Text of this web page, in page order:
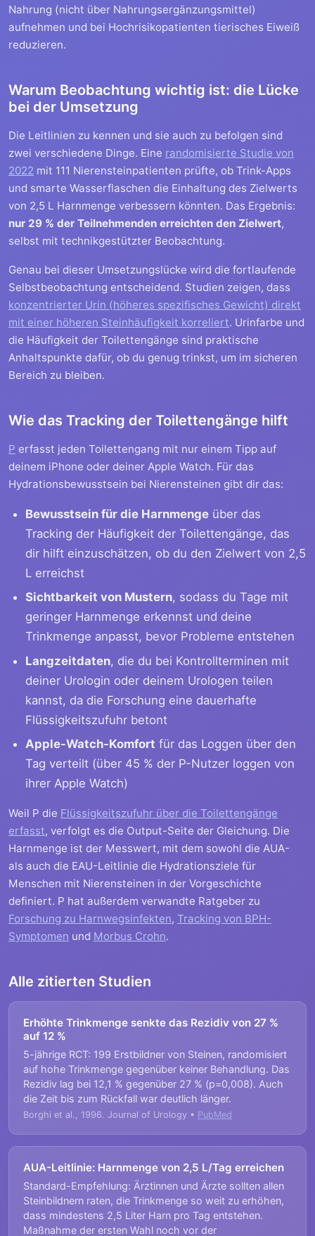
Nahrung (nicht über Nahrungsergänzungsmittel)
aufnehmen und bei Hochrisikopatienten tierisches Eiweiß
reduzieren.
Warum Beobachtung wichtig ist: die Lücke
bei der Umsetzung
Die Leitlinien zu kennen und sie auch zu befolgen sind
zwei verschiedene Dinge. Eine randomisierte Studie von
2022 mit 111 Nierensteinpatienten prüfte, ob Trink-Apps
und smarte Wasserflaschen die Einhaltung des Zielwerts
von 2,5 L Harnmenge verbessern könnten. Das Ergebnis:
nur 29 % der Teilnehmenden erreichten den Zielwert,
selbst mit technikgestützter Beobachtung.
Genau bei dieser Umsetzungslücke wird die fortlaufende
Selbstbeobachtung entscheidend. Studien zeigen, dass
konzentrierter Urin (höheres spezifisches Gewicht) direkt
mit einer höheren Steinhäufigkeit korreliert. Urinfarbe und
die Häufigkeit der Toilettengänge sind praktische
Anhaltspunkte dafür, ob du genug trinkst, um im sicheren
Bereich zu bleiben.
Wie das Tracking der Toilettengänge hilft
P erfasst jeden Toilettengang mit nur einem Tipp auf
deinem iPhone oder deiner Apple Watch. Für das
Hydrationsbewusstsein bei Nierensteinen gibt dir das:
Bewusstsein für die Harnmenge über das
Tracking der Häufigkeit der Toilettengänge, das
dir hilft einzuschätzen, ob du den Zielwert von 2,5
L erreichst
Sichtbarkeit von Mustern, sodass du Tage mit
geringer Harnmenge erkennst und deine
Trinkmenge anpasst, bevor Probleme entstehen
Langzeitdaten, die du bei Kontrollterminen mit
deiner Urologin oder deinem Urologen teilen
kannst, da die Forschung eine dauerhafte
Flüssigkeitszufuhr betont
Apple-Watch-Komfort für das Loggen über den
Tag verteilt (über 45 % der P-Nutzer loggen von
ihrer Apple Watch)
Weil P die Flüssigkeitszufuhr über die Toilettengänge
erfasst, verfolgt es die Output-Seite der Gleichung. Die
Harnmenge ist der Messwert, mit dem sowohl die AUA-
als auch die EAU-Leitlinie die Hydrationsziele für
Menschen mit Nierensteinen in der Vorgeschichte
definiert. P hat außerdem verwandte Ratgeber zu
Forschung zu Harnwegsinfekten, Tracking von BPH-
Symptomen und Morbus Crohn.
Alle zitierten Studien
Erhöhte Trinkmenge senkte das Rezidiv von 27 %
auf 12 %
5-jährige RCT: 199 Erstbildner von Steinen, randomisiert
auf hohe Trinkmenge gegenüber keiner Behandlung. Das
Rezidiv lag bei 12,1 % gegenüber 27 % (p=0,008). Auch
die Zeit bis zum Rückfall war deutlich länger.
Borghi et al., 1996. Journal of Urology • PubMed
AUA-Leitlinie: Harnmenge von 2,5 L/Tag erreichen
Standard-Empfehlung: Ärztinnen und Ärzte sollten allen
Steinbildnern raten, die Trinkmenge so weit zu erhöhen,
dass mindestens 2,5 Liter Harn pro Tag entstehen.
Maßnahme der ersten Wahl noch vor der